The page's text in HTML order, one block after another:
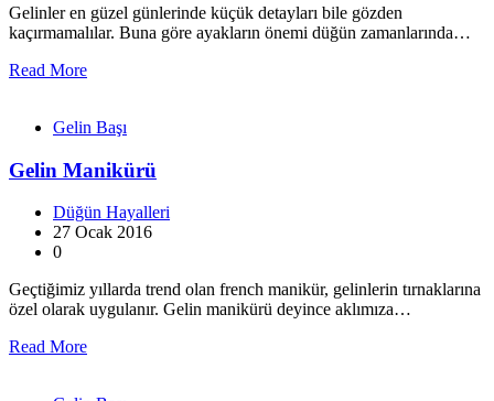
Gelinler en güzel günlerinde küçük detayları bile gözden
kaçırmamalılar. Buna göre ayakların önemi düğün zamanlarında…
Read More
Gelin Başı
Gelin Manikürü
Düğün Hayalleri
27 Ocak 2016
0
Geçtiğimiz yıllarda trend olan french manikür, gelinlerin tırnaklarına
özel olarak uygulanır. Gelin manikürü deyince aklımıza…
Read More